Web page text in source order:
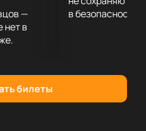
—
нет в
в безопасности.
билеты